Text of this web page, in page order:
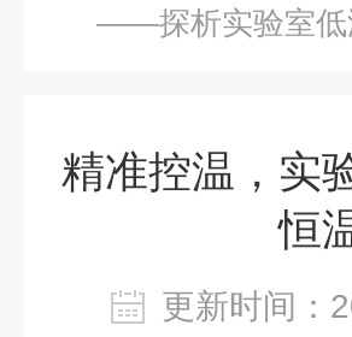
——探析实验室低
精准控温，实
恒
更新时间